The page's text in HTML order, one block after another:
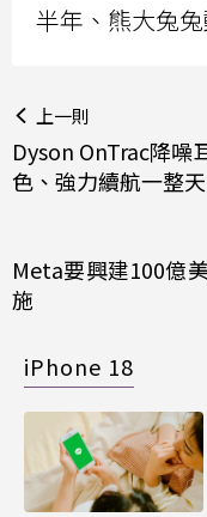
半年、熊大兔
上一則
Dyson OnTrac降噪
色、強力續航一整天
Meta要興建100億
施
iPhone 18